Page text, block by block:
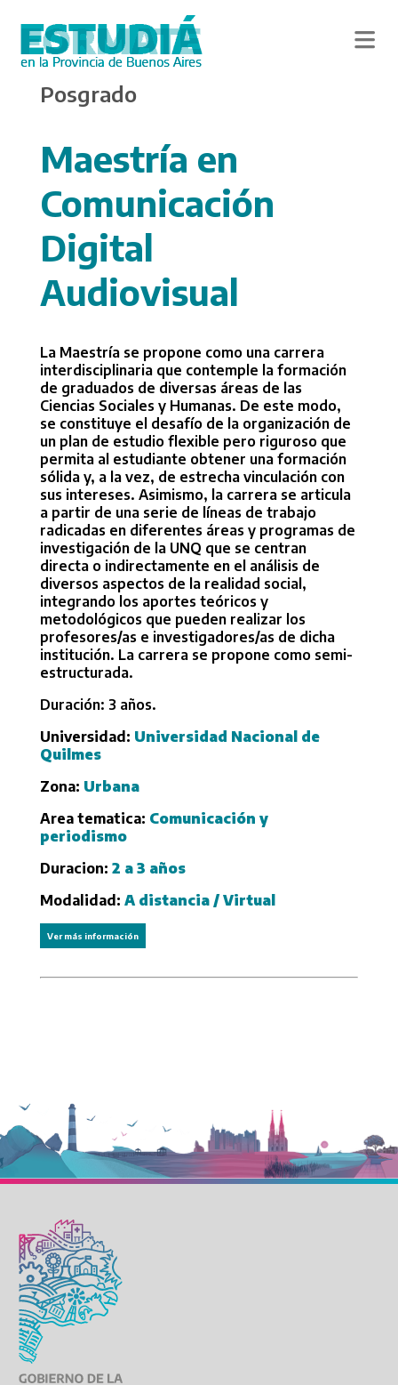
content
Posgrado
Maestría en
Comunicación
Digital
Audiovisual
La Maestría se propone como una carrera
interdisciplinaria que contemple la formación
de graduados de diversas áreas de las
Ciencias Sociales y Humanas. De este modo,
se constituye el desafío de la organización de
un plan de estudio flexible pero riguroso que
permita al estudiante obtener una formación
sólida y, a la vez, de estrecha vinculación con
sus intereses. Asimismo, la carrera se articula
a partir de una serie de líneas de trabajo
radicadas en diferentes áreas y programas de
investigación de la UNQ que se centran
directa o indirectamente en el análisis de
diversos aspectos de la realidad social,
integrando los aportes teóricos y
metodológicos que pueden realizar los
profesores/as e investigadores/as de dicha
institución. La carrera se propone como semi-
estructurada.
Duración: 3 años.
Universidad: Universidad Nacional de
Quilmes
Zona: Urbana
Area tematica: Comunicación y
periodismo
Duracion: 2 a 3 años
Modalidad: A distancia / Virtual
Ver más información